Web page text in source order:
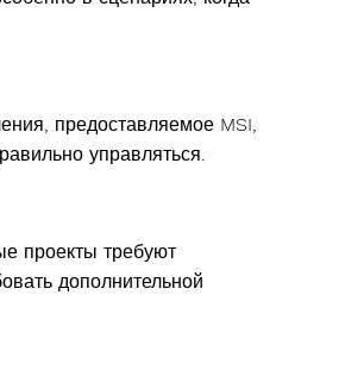
предоставляемое MSI,
управляться.
проекты требуют
дополнительной